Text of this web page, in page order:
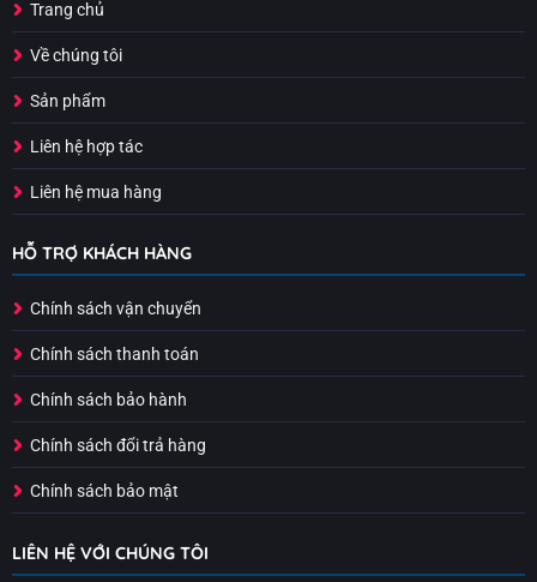
Trang chủ
Về chúng tôi
Sản phẩm
Liên hệ hợp tác
Liên hệ mua hàng
HỖ TRỢ KHÁCH HÀNG
Chính sách vận chuyển
Chính sách thanh toán
Chính sách bảo hành
Chính sách đổi trả hàng
Chính sách bảo mật
LIÊN HỆ VỚI CHÚNG TÔI